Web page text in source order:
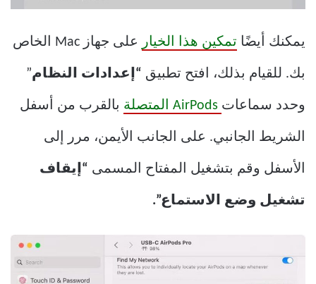
يمكنك أيضًا تمكين هذا الخيار على جهاز Mac الخاص
بك. للقيام بذلك، افتح تطبيق “إعدادات النظام”
وحدد سماعات بالقرب من أسفل
الشريط الجانبي. على الجانب الأيمن، مرر إلى
الأسفل وقم بتشغيل المفتاح المسمى “إيقاف
تشغيل وضع الاستماع”.